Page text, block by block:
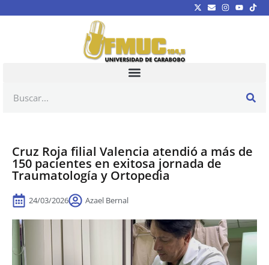
Cruz Roja filial Valencia atendió a más de
150 pacientes en exitosa jornada de
Traumatología y Ortopedia
24/03/2026 Azael Bernal